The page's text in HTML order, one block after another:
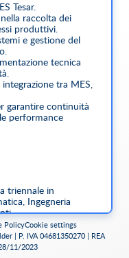
Tesar.
raccolta dei
produttivi.
e gestione del
tecnica
tra MES,
garantire continuità
performance
triennale in
Ingegneria
aziendali.
per il mondo MES
PolicyCookie settings
| P. IVA 04681350270 | REA
11/2023